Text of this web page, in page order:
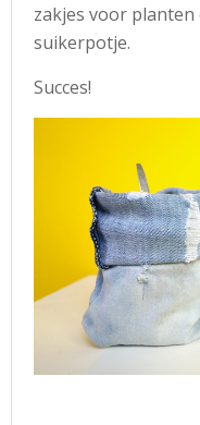
zakjes voor planten
suikerpotje.
Succes!